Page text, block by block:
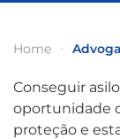
Home
Conseguir
oportunidade
proteção e